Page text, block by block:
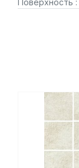
Поверхность :